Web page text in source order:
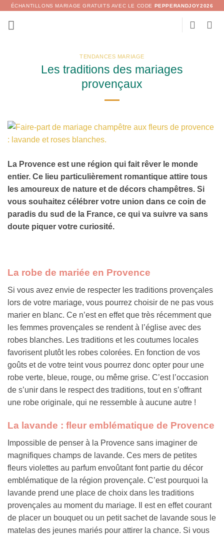
Passer
contenu
ÉCHANTILLONS MARIAGE GRATUITS AVEC LE CODE PEPPERANDJOY2026
TENDANCES MARIAGE
Les traditions des mariages
provençaux
La Provence est une région qui fait rêver le monde
entier. Ce lieu particulièrement romantique attire tous
les amoureux de nature et de décors champêtres. Si
vous souhaitez célébrer votre union dans ce coin de
paradis du sud de la France, ce qui va suivre va sans
doute piquer votre curiosité.
La robe de mariée en Provence
Si vous avez envie de respecter les traditions provençales
lors de votre mariage, vous pourrez choisir de ne pas vous
marier en blanc. Ce n’est en effet que très récemment que
les femmes provençales se rendent à l’église avec des
robes blanches. Les traditions et les coutumes locales
favorisent plutôt les robes colorées. En fonction de vos
goûts et de votre teint vous pourrez donc opter pour une
robe verte, bleue, rouge, ou même grise. C’est l’occasion
de s’unir dans le respect des traditions, tout en s’offrant
une robe originale, qui ne ressemble à aucune autre !
La lavande : fleur emblématique de Provence
Impossible de penser à la Provence sans imaginer de
magnifiques champs de lavande. Ces mers de petites
fleurs violettes au parfum envoûtant font partie du décor
emblématique de la région provençale. C’est pourquoi la
lavande prend une place de choix dans les traditions
provençales au moment du mariage. Il est en effet courant
de placer un bouquet ou un petit sachet de lavande sous le
matelas des jeunes mariés pour attirer la chance. Si vous